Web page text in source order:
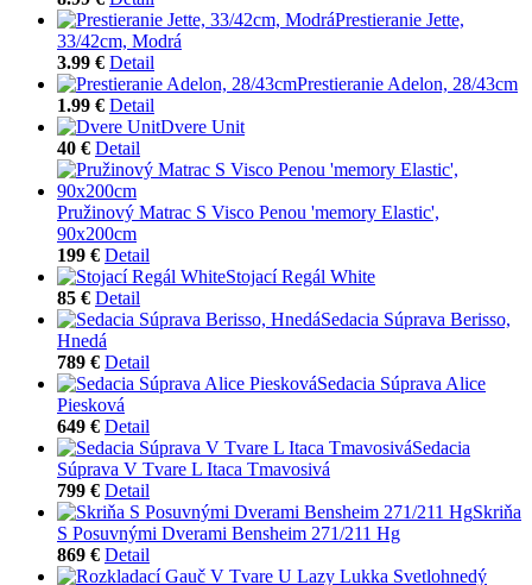
Prestieranie Jette,
33/42cm, Modrá
3.99 € Detail
Prestieranie Adelon, 28/43cm
1.99 € Detail
Dvere Unit
40 € Detail
Pružinový Matrac S Visco Penou 'memory Elastic',
90x200cm
199 € Detail
Stojací Regál White
85 € Detail
Sedacia Súprava Berisso,
Hnedá
789 € Detail
Sedacia Súprava Alice
Piesková
649 € Detail
Sedacia
Súprava V Tvare L Itaca Tmavosivá
799 € Detail
Skriňa
S Posuvnými Dverami Bensheim 271/211 Hg
869 € Detail